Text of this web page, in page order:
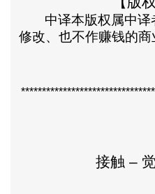
中译本版权属中
修改、也不作赚钱的商
接触–